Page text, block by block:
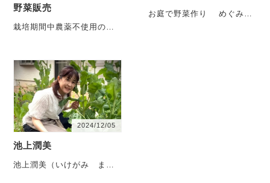
野菜販売
栽培期間中農薬不使用のお
は暖・・・
お庭で野菜作り めぐみの
2024/12/05
池上潤美
池上潤美（いけがみ ます